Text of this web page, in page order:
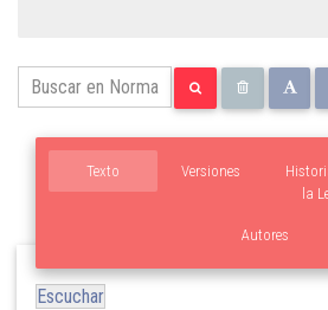
Texto Versiones
Autores
la
Escuchar